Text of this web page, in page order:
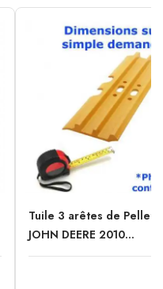
Tuile 3 arêtes de
JOHN DEERE 2010...